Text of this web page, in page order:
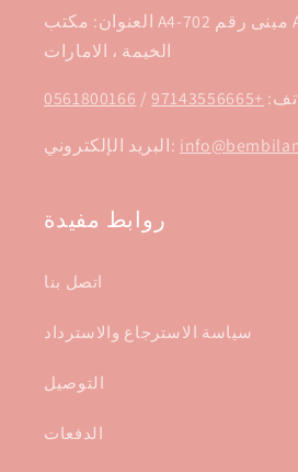
العنوان: مكتب A4-702 مبنى رقم A4 الحمرا ، رأس
الخيمة ، الامارات
+97143556665
/
0561800166
البريد الإلكتروني:
روابط مفيدة
اتصل بنا
سياسة الاسترجاع والاسترداد
التوصيل
الدفعات